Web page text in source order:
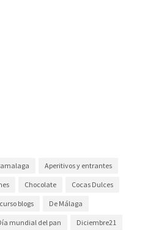
Aperitivos y entrantes
Chocolate Cocas Dulces
blogs De Málaga
mundial del pan Diciembre21